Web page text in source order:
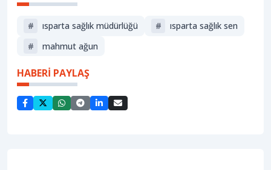
# ısparta sağlık müdürlüğü #
ısparta sağlık sen
#
mahmut ağun
HABERİ PAYLAŞ